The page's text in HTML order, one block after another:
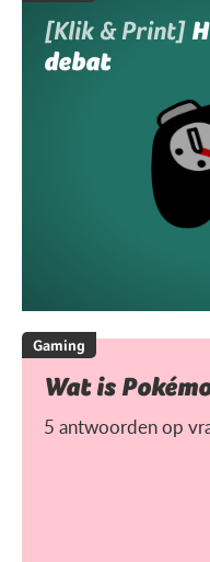
[Klik & Print]
debat
Gaming
Wat is
5 antwoorden op